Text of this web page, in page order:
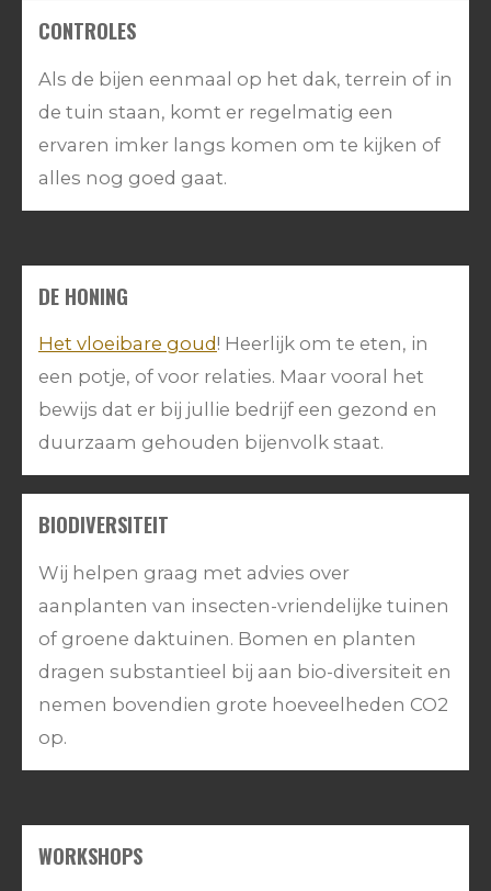
CONTROLES
Als de bijen eenmaal op het dak, terrein of in
de tuin staan, komt er regelmatig een
ervaren imker langs komen om te kijken of
alles nog goed gaat.
DE HONING
Het vloeibare goud! Heerlijk om te eten, in
een potje, of voor relaties. Maar vooral het
bewijs dat er bij jullie bedrijf een gezond en
duurzaam gehouden bijenvolk staat.
BIODIVERSITEIT
Wij helpen graag met advies over
aanplanten van insecten-vriendelijke tuinen
of groene daktuinen. Bomen en planten
dragen substantieel bij aan bio-diversiteit en
nemen bovendien grote hoeveelheden CO2
op.
WORKSHOPS